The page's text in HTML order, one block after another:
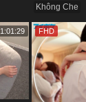
Không Che
1:01:29 FHD